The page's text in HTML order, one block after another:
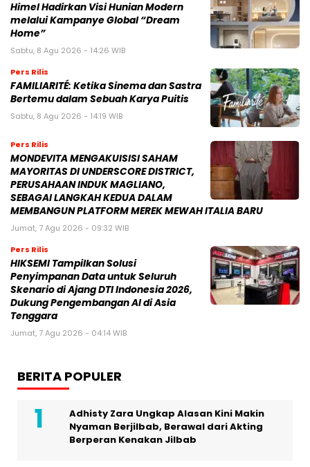
Himel Hadirkan Visi Hunian Modern
melalui Kampanye Global “Dream
Home”
Sabtu, 8 Agu 2026 - 14:26 WIB
Pers Rilis
FAMILIARITÉ: Ketika Sinema dan Sastra
Bertemu dalam Sebuah Karya Puitis
Sabtu, 8 Agu 2026 - 14:19 WIB
Pers Rilis
MONDEVITA MENGAKUISISI SAHAM
MAYORITAS DI UNDERSCORE DISTRICT,
PERUSAHAAN INDUK MAGLIANO,
SEBAGAI LANGKAH KEDUA DALAM
MEMBANGUN PLATFORM MEREK MEWAH ITALIA BARU
Jumat, 7 Agu 2026 - 09:32 WIB
Pers Rilis
HIKSEMI Tampilkan Solusi
Penyimpanan Data untuk Seluruh
Skenario di Ajang DTI Indonesia 2026,
Dukung Pengembangan AI di Asia
Tenggara
Jumat, 7 Agu 2026 - 04:14 WIB
BERITA POPULER
Adhisty Zara Ungkap Alasan Kini Makin
Nyaman Berjilbab, Berawal dari Akting
Berperan Kenakan Jilbab